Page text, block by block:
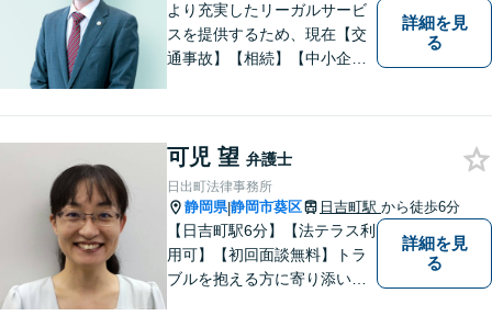
より充実したリーガルサービ
スを提供するため、現在【交
通事故】【相続】【中小企業
市での豊富な弁護士経験と多
数の解決実績がございます。
詳細を見
る
可児 望 弁護士
日出町法律事務所
静岡県|静岡市葵区 日吉町駅 から徒歩6分
【日吉町駅6分】【法テラス利
用可】【初回面談無料】トラ
ブルを抱える方に寄り添い、
詳細を見
る